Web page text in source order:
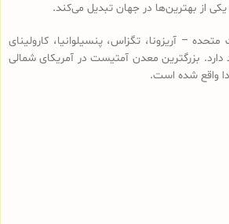
از بهترین‌ها در جهان تبدیل می‌کند.
– آریزونا، تگزاس، پنسیلوانیا، کارولینای
دارد. بزرگترین معدن آمتیست در آمریکای شمالی
واقع شده است.